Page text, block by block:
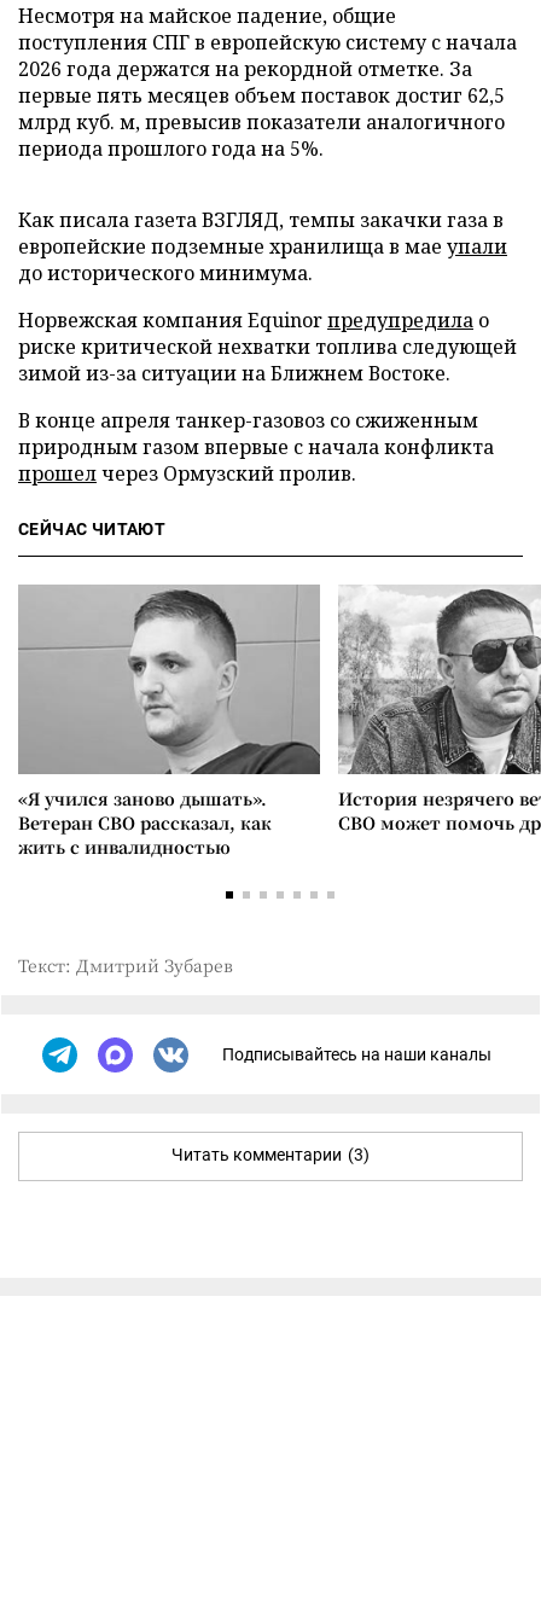
Несмотря на майское падение, общие
поступления СПГ в европейскую систему с начала
2026 года держатся на рекордной отметке. За
первые пять месяцев объем поставок достиг 62,5
млрд куб. м, превысив показатели аналогичного
периода прошлого года на 5%.
Как писала газета ВЗГЛЯД, темпы закачки газа в
европейские подземные хранилища в мае упали
до исторического минимума.
Норвежская компания Equinorпредупредила о
риске критической нехватки топлива следующей
зимой из-за ситуации на Ближнем Востоке.
В конце апреля танкер-газовоз со сжиженным
природным газом впервые с начала конфликта
прошелчерез Ормузский пролив.
СЕЙЧАС ЧИТАЮТ
«Я учился заново дышать».
Ветеран СВО рассказал, как
жить с инвалидностью
История незрячего
СВО может помочь
Текст: Дмитрий Зубарев
Подписывайтесь на наши каналы
Читать комментарии (3)